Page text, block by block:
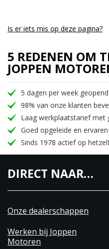
Is er iets mis op deze pagina?
5 REDENEN OM
JOPPEN
5 dagen per week geopend
98% van onze klanten
Laag werkplaatstarief met
Goed opgeleide en
Sinds 1978 actief op
DIRECT NAAR…
Onze dealerschappen
Werken bij Joppen
Motoren